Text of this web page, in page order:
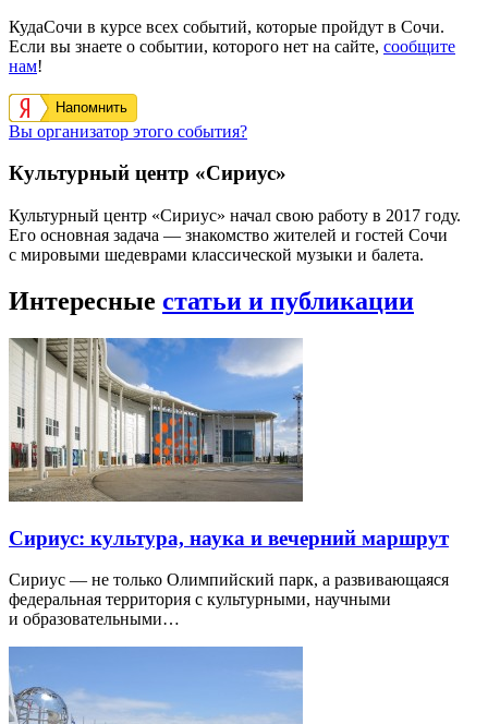
КудаСочи в курсе всех событий, которые пройдут в Сочи.
Если вы знаете о событии, которого нет на сайте, сообщите
нам!
Напомнить
Вы организатор этого события?
Культурный центр «Сириус»
Культурный центр «Сириус» начал свою работу в 2017 году.
Его основная задача — знакомство жителей и гостей Сочи
с мировыми шедеврами классической музыки и балета.
Интересные статьи и публикации
Сириус: культура, наука и вечерний маршрут
Сириус — не только Олимпийский парк, а развивающаяся
федеральная территория с культурными, научными
и образовательными…